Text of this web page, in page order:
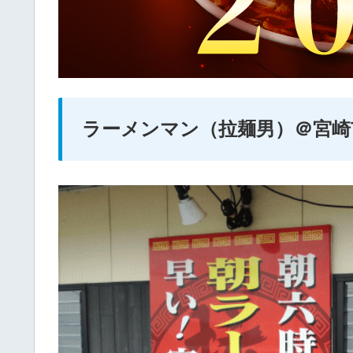
ラーメンマン（拉麺男）＠宮